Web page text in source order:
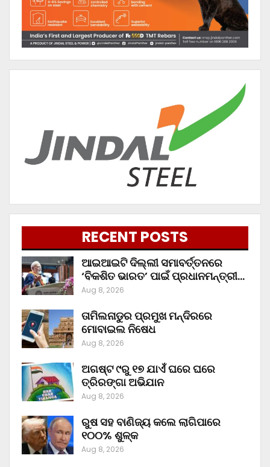
RECENT POSTS
ଆଇଆଇଟି ଦିଲ୍ଲୀ ସମାବର୍ତ୍ତନରେ
‘ବିକଶିତ ଭାରତ’ ପାଇଁ ପ୍ରଧାନମନ୍ତ୍ରୀ…
Aug 8, 2026
ତାମିଲନାଡୁର ପ୍ରମୁଖ ମନ୍ଦିରରେ
ମୋବାଇଲ ନିଷେଧ
Aug 8, 2026
ଅଗଷ୍ଟ ୯ରୁ ୧୭ ଯାଏଁ ଘରେ ଘରେ
ତ୍ରିରଙ୍ଗା ଅଭିଯାନ
Aug 8, 2026
ରୁଷ ସହ ବାଣିଜ୍ୟ କଲେ ଲାଗିପାରେ
୧୦୦% ଶୁଳ୍କ
Aug 8, 2026